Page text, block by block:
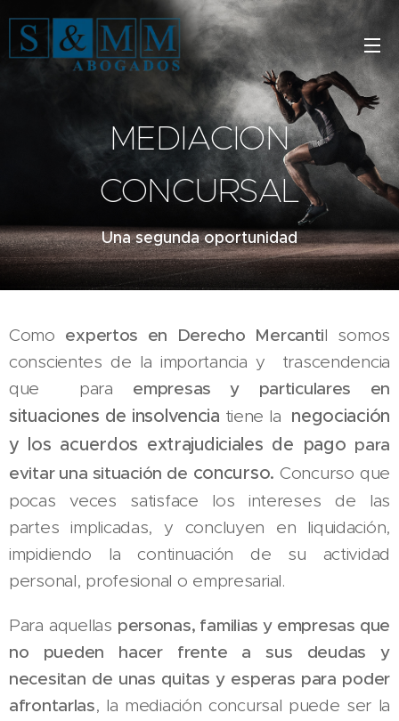
MEDIACION
CONCURSAL
Una segunda oportunidad
Como expertos en Derecho Mercantil somos
conscientes de la importancia y trascendencia
que para empresas y particulares en
situaciones de insolvencia tiene la negociación
y los acuerdos extrajudiciales de pago para
evitar una situación de concurso.Concurso que
pocas veces satisface los intereses de las
partes implicadas, y concluyen en liquidación,
impidiendo la continuación de su actividad
personal, profesional o empresarial.
Para aquellas personas, familias y empresas que
no pueden hacer frente a sus deudas y
necesitan de unas quitas y esperas para poder
afrontarlas, la mediación concursal puede ser la